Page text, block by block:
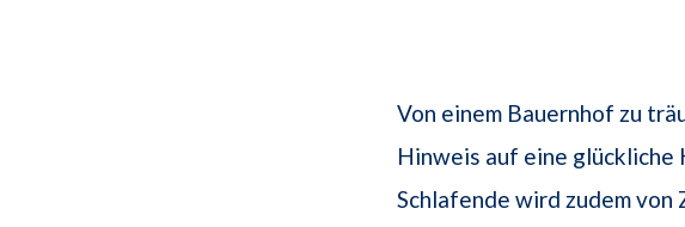
Von einem Bauernhof zu
Hinweis auf eine glückliche
Schlafende wird zudem von